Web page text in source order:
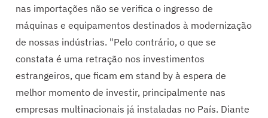
nas importações não se verifica o ingresso de
máquinas e equipamentos destinados à modernização
de nossas indústrias. "Pelo contrário, o que se
constata é uma retração nos investimentos
estrangeiros, que ficam em stand by à espera de
melhor momento de investir, principalmente nas
empresas multinacionais já instaladas no País. Diante